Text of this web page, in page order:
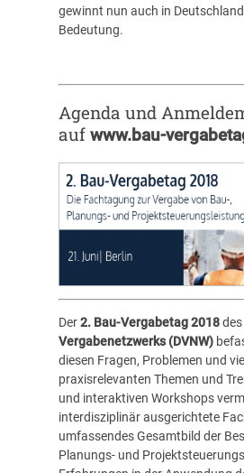
gewinnt nun auch in
Bedeutung.
Agenda und
auf www.bau-
Der2. Bau-Vergabetag 2018des
Vergabenetzwerks (DVNW)
diesen Fragen, Problemen und
praxisrelevanten Themen und
und interaktiven Workshops
interdisziplinär ausgerichtete
umfassendes Gesamtbild der
Planungs- und